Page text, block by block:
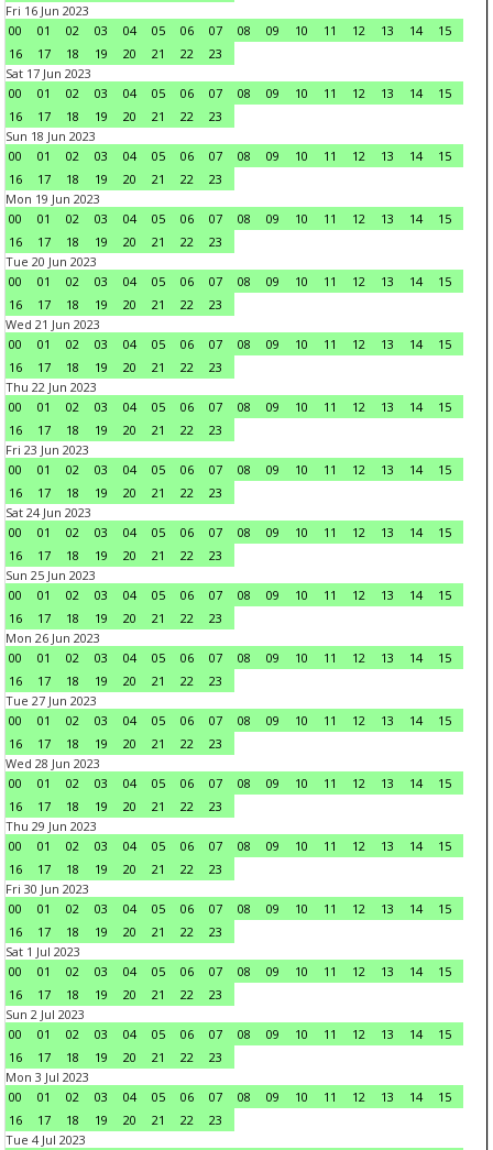
Fri 16 Jun 2023
00
01 02 03 04 05 06 07 08 09 10 11 12 13 14
15
16
17 18 19 20 21 22
23
Sat 17 Jun 2023
00
01 02 03 04 05 06 07 08 09 10 11 12 13 14
15
16
17 18 19 20 21 22
23
Sun 18 Jun 2023
00
01 02 03 04 05 06 07 08 09 10 11 12 13 14
15
16
17 18 19 20 21 22
23
Mon 19 Jun 2023
00
01 02 03 04 05 06 07 08 09 10 11 12 13 14
15
16
17 18 19 20 21 22
23
Tue 20 Jun 2023
00
01 02 03 04 05 06 07 08 09 10 11 12 13 14
15
16
17 18 19 20 21 22
23
Wed 21 Jun 2023
00
01 02 03 04 05 06 07 08 09 10 11 12 13 14
15
16
17 18 19 20 21 22
23
Thu 22 Jun 2023
00
01 02 03 04 05 06 07 08 09 10 11 12 13 14
15
16
17 18 19 20 21 22
23
Fri 23 Jun 2023
00
01 02 03 04 05 06 07 08 09 10 11 12 13 14
15
16
17 18 19 20 21 22
23
Sat 24 Jun 2023
00
01 02 03 04 05 06 07 08 09 10 11 12 13 14
15
16
17 18 19 20 21 22
23
Sun 25 Jun 2023
00
01 02 03 04 05 06 07 08 09 10 11 12 13 14
15
16
17 18 19 20 21 22
23
Mon 26 Jun 2023
00
01 02 03 04 05 06 07 08 09 10 11 12 13 14
15
16
17 18 19 20 21 22
23
Tue 27 Jun 2023
00
01 02 03 04 05 06 07 08 09 10 11 12 13 14
15
16
17 18 19 20 21 22
23
Wed 28 Jun 2023
00
01 02 03 04 05 06 07 08 09 10 11 12 13 14
15
16
17 18 19 20 21 22
23
Thu 29 Jun 2023
00
01 02 03 04 05 06 07 08 09 10 11 12 13 14
15
16
17 18 19 20 21 22
23
Fri 30 Jun 2023
00
01 02 03 04 05 06 07 08 09 10 11 12 13 14
15
16
17 18 19 20 21 22
23
Sat 1 Jul 2023
00
01 02 03 04 05 06 07 08 09 10 11 12 13 14
15
16
17 18 19 20 21 22
23
Sun 2 Jul 2023
00
01 02 03 04 05 06 07 08 09 10 11 12 13 14
15
16
17 18 19 20 21 22
23
Mon 3 Jul 2023
00
01 02 03 04 05 06 07 08 09 10 11 12 13 14
15
16
17 18 19 20 21 22
23
Tue 4 Jul 2023